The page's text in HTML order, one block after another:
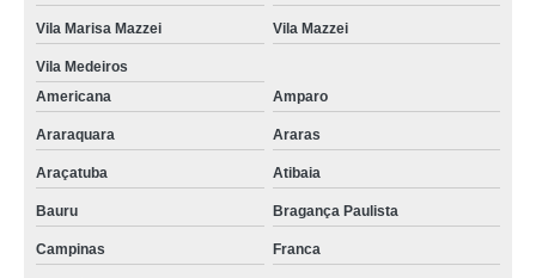
Vila Marisa Mazzei Vila Mazzei
Vila Medeiros
Americana
Amparo
Araraquara Araras
Araçatuba Atibaia
Bauru Bragança Paulista
Campinas Franca